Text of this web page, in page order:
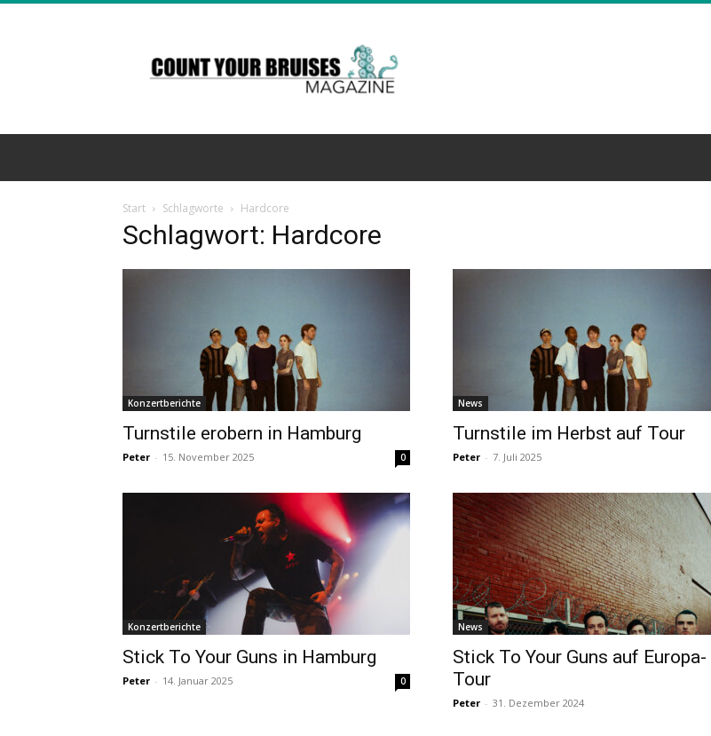
Your
Bruises
Magazine
Start Schlagworte Hardcore
Schlagwort: Hardcore
Konzertberichte
Turnstile erobern in Hamburg
Peter - 15. November 2025 0
News
Turnstile im Herbst auf Tour
Peter - 7. Juli 2025
Konzertberichte
Stick To Your Guns in Hamburg
Peter - 14. Januar 2025 0
News
Stick To Your Guns auf Europa-
Tour
Peter - 31. Dezember 2024